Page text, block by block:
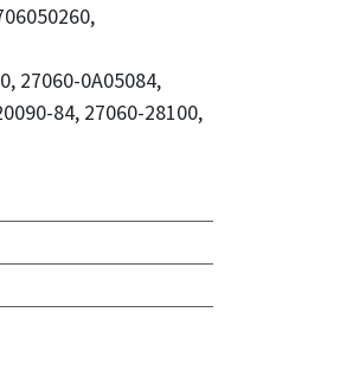
27060-0A05084,
84, 27060-28100,